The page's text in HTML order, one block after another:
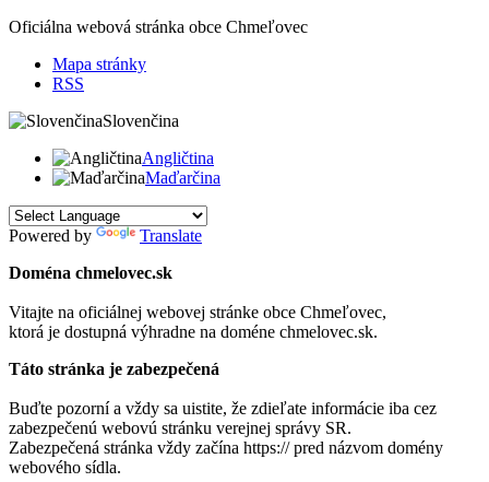
Oficiálna webová stránka obce Chmeľovec
Mapa stránky
RSS
Slovenčina
Angličtina
Maďarčina
Powered by
Translate
Doména chmelovec.sk
Vitajte na oficiálnej webovej stránke obce Chmeľovec,
ktorá je dostupná výhradne na doméne chmelovec.sk.
Táto stránka je zabezpečená
Buďte pozorní a vždy sa uistite, že zdieľate informácie iba cez
zabezpečenú webovú stránku verejnej správy SR.
Zabezpečená stránka vždy začína https:// pred názvom domény
webového sídla.